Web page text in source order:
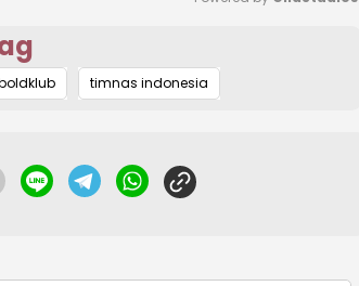
timnas indonesia